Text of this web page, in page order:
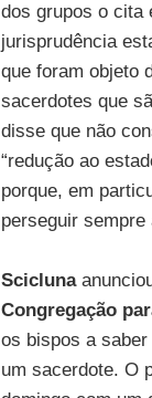
dos grupos o cita
jurisprudência
que foram objeto
sacerdotes que
disse que não
“redução ao
porque, em
perseguir
Scicluna
Congregação
os bispos a
um sacerdote. O